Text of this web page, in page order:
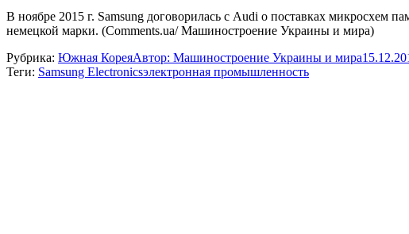
В ноябре 2015 г. Samsung договорилась с Audi о поставках микросхем
немецкой марки. (Comments.ua/ Машиностроение Украины и мира)
Рубрика: Южная КореяАвтор: Машиностроение Украины и мира
Теги: Samsung Electronicsэлектронная промышленность